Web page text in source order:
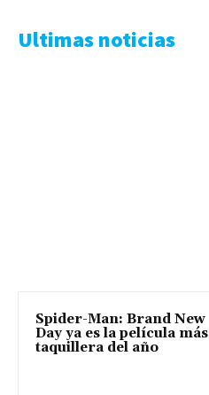
Ultimas noticias
Spider-Man: Brand New
Day ya es la película más
taquillera del año